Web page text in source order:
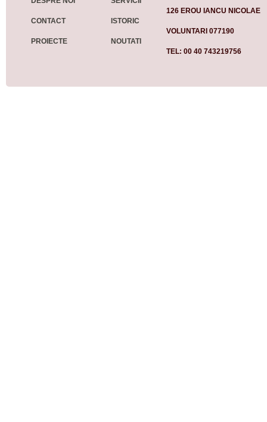
CONTACT
PROIECTE
ISTORIC
NOUTATI
126 EROU IANCU NICOLAE
VOLUNTARI 077190
TEL: 00 40 743219756